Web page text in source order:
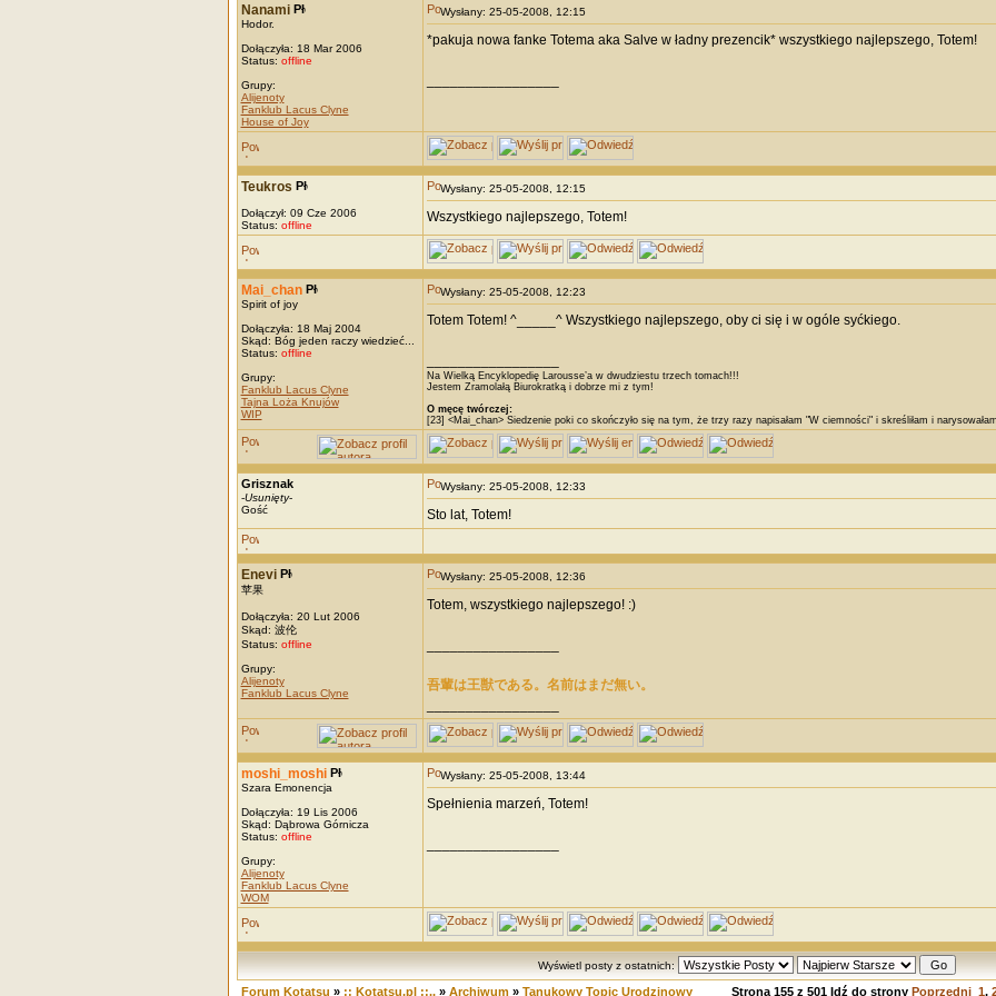
Nanami
Hodor.
Dołączyła: 18 Mar 2006
Status: offline
Grupy:
Alijenoty
Fanklub Lacus Clyne
House of Joy
Wysłany: 25-05-2008, 12:15
*pakuja nowa fanke Totema aka Salve w ładny prezencik* wszystkiego najlepszego, Totem!
Teukros
Dołączył: 09 Cze 2006
Status: offline
Wysłany: 25-05-2008, 12:15
Wszystkiego najlepszego, Totem!
Mai_chan
Spirit of joy
Dołączyła: 18 Maj 2004
Skąd: Bóg jeden raczy wiedzieć...
Status: offline
Grupy:
Fanklub Lacus Clyne
Tajna Loża Knujów
WIP
Wysłany: 25-05-2008, 12:23
Totem Totem! ^_____^ Wszystkiego najlepszego, oby ci się i w ogóle syćkiego.
Na Wielką Encyklopedię Larousse’a w dwudziestu trzech tomach!!!
Jestem Zramolałą Biurokratką i dobrze mi z tym!
O męcę twórczej:
[23] <Mai_chan> Siedzenie poki co skończyło się na tym, że trzy razy napisałam "W ciemności" i skreśliłam i
Grisznak
-Usunięty-
Gość
Wysłany: 25-05-2008, 12:33
Sto lat, Totem!
Enevi
苹果
Dołączyła: 20 Lut 2006
Skąd: 波伦
Status: offline
Grupy:
Alijenoty
Fanklub Lacus Clyne
Wysłany: 25-05-2008, 12:36
Totem, wszystkiego najlepszego! :)
吾輩は王獣である。名前はまだ無い。
moshi_moshi
Szara Emonencja
Dołączyła: 19 Lis 2006
Skąd: Dąbrowa Górnicza
Status: offline
Grupy:
Alijenoty
Fanklub Lacus Clyne
WOM
Wysłany: 25-05-2008, 13:44
Spełnienia marzeń, Totem!
Wyświetl posty z ostatnich:
Forum Kotatsu » :: Kotatsu.pl ::..» Archiwum» Tanukowy Topic Urodzinowy Strona 155z 501Idź do strony Poprzedni 1,